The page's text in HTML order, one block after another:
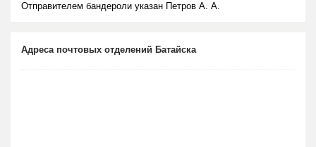
Отправителем бандероли указан Петров А. А.
Адреса почтовых отделений Батайска